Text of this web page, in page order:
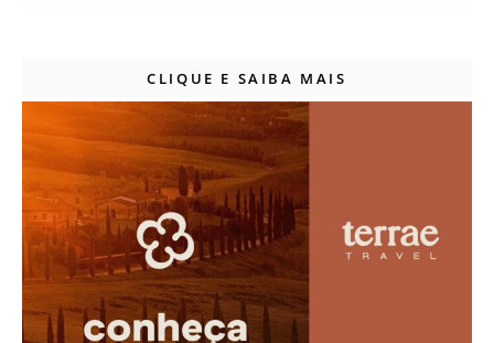
CLIQUE E SAIBA MAIS